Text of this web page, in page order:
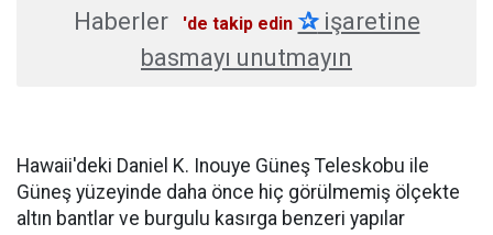
Haberler
'de takip edin ✰işaretine
basmayı unutmayın
Hawaii'deki Daniel K. Inouye Güneş Teleskobu ile
Güneş yüzeyinde daha önce hiç görülmemiş ölçekte
altın bantlar ve burgulu kasırga benzeri yapılar